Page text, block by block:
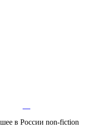
в России non-fiction